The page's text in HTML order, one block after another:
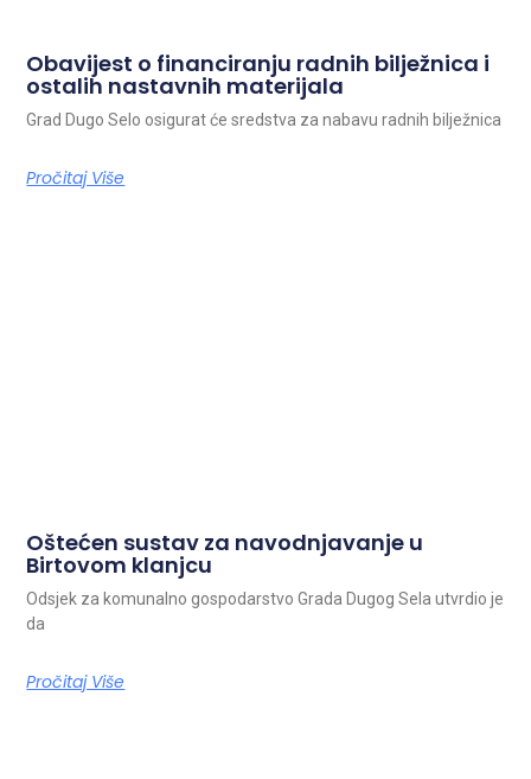
Obavijest o financiranju radnih bilježnica i
ostalih nastavnih materijala
Grad Dugo Selo osigurat će sredstva za nabavu radnih bilježnica
Pročitaj Više
Oštećen sustav za navodnjavanje u
Birtovom klanjcu
Odsjek za komunalno gospodarstvo Grada Dugog Sela utvrdio je
da
Pročitaj Više